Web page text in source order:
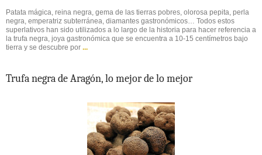
Patata mágica, reina negra, gema de las tierras pobres, olorosa pepita, perla
negra, emperatriz subterránea, diamantes gastronómicos… Todos estos
superlativos han sido utilizados a lo largo de la historia para hacer referencia a
la trufa negra, joya gastronómica que se encuentra a 10-15 centímetros bajo
tierra y se descubre por ...
Trufa negra de Aragón, lo mejor de lo mejor